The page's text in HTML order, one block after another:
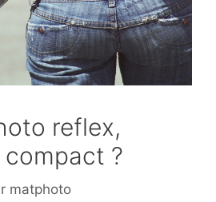
reflex,
?
matphoto